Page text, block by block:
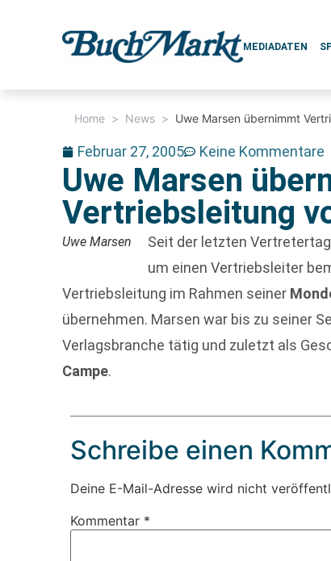
MEDIADATEN
Home > News > Uwe Marsen übernimmt
Februar 27, 2005 Keine Kommentare
Uwe Marsen
Vertriebsleitung
Uwe Marsen Seit der letzten
um einen Vertriebsleiter
Vertriebsleitung im Rahmen seiner
übernehmen. Marsen war bis zu seiner
Verlagsbranche tätig und zuletzt als
Campe.
Schreibe einen
Deine E-Mail-Adresse wird nicht
Kommentar *